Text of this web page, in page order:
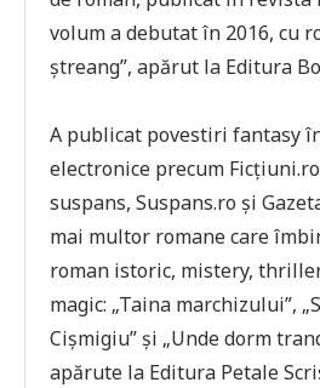
volum a debutat în 2016, cu
ștreang”, apărut la Editura
A publicat povestiri fantasy
electronice precum
suspans, Suspans.ro și
mai multor romane care
roman istoric, mistery,
magic: „Taina marchizului”,
Cișmigiu” și „Unde dorm
apărute la Editura Petale